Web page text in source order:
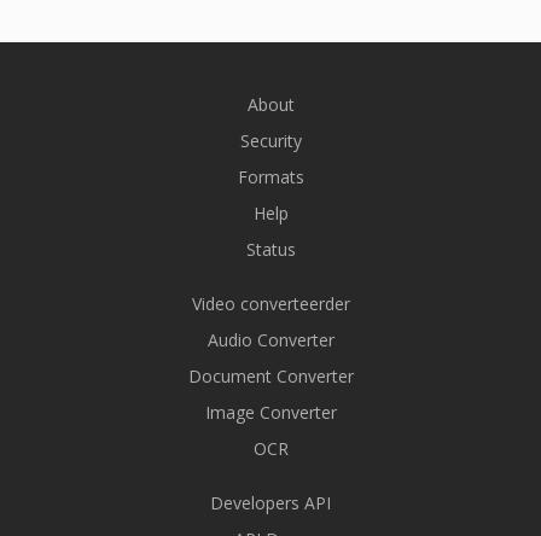
About
Security
Formats
Help
Status
Video converteerder
Audio Converter
Document Converter
Image Converter
OCR
Developers API